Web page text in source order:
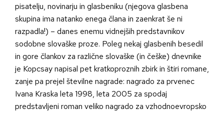
pisatelju, novinarju in glasbeniku (njegova glasbena
skupina ima natanko enega člana in zaenkrat še ni
razpadla!) – danes enemu vidnejših predstavnikov
sodobne slovaške proze. Poleg nekaj glasbenih besedil
in gore člankov za različne slovaške (in češke) dnevnike
je Kopcsay napisal pet kratkoproznih zbirk in štiri romane,
zanje pa prejel številne nagrade: nagrado za prvenec
Ivana Kraska leta 1998, leta 2005 za spodaj
predstavljeni roman veliko nagrado za vzhodnoevropsko